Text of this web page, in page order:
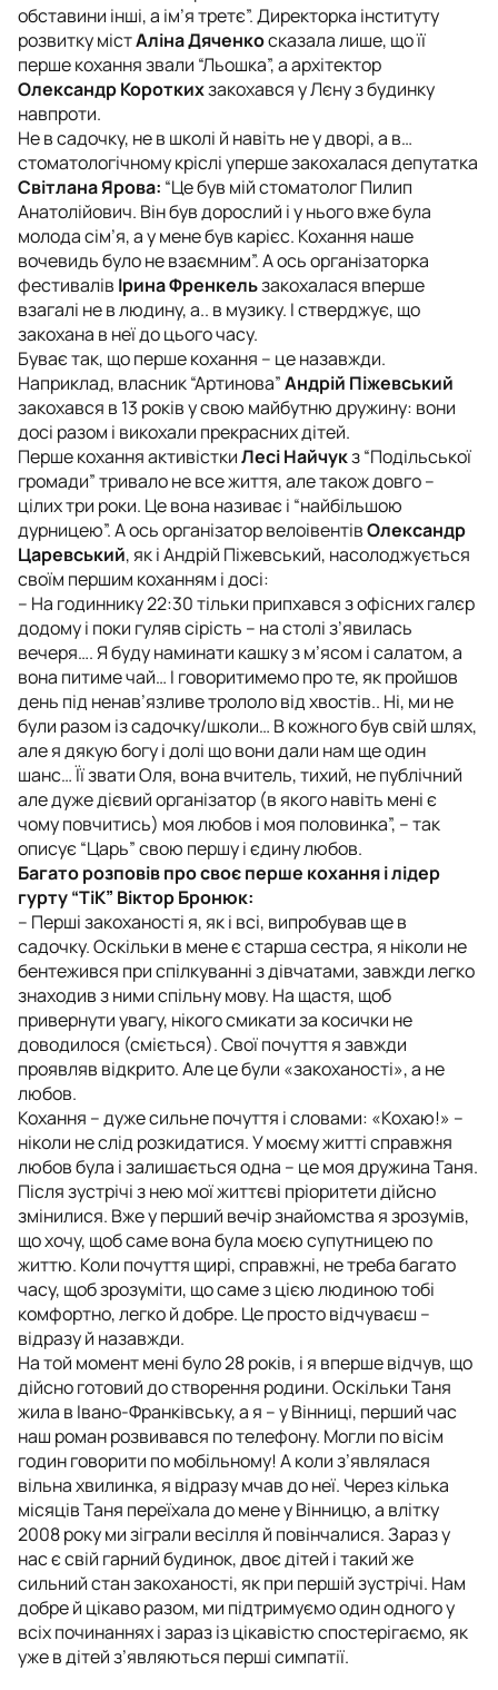
обставини інші, а ім’я третє”. Директорка інституту
розвитку містАліна Дяченкосказала лише, що її
перше кохання звали “Льошка”, а архітектор
Олександр Короткихзакохався у Лєну з будинку
навпроти.
Не в садочку, не в школі й навіть не у дворі, а в…
стоматологічному кріслі уперше закохалася депутатка
Світлана Ярова: “Це був мій стоматолог Пилип
Анатолійович. Він був дорослий і у нього вже була
молода сім’я, а у мене був карієс. Кохання наше
вочевидь було не взаємним”. А ось організаторка
фестивалів Ірина Френкельзакохалася вперше
взагалі не в людину, а.. в музику. І стверджує, що
закохана в неї до цього часу.
Буває так, що перше кохання – це назавжди.
Наприклад, власник “Артинова”Андрій Піжевський
закохався в 13 років у свою майбутню дружину: вони
досі разом і викохали прекрасних дітей.
Перше кохання активісткиЛесі Найчукз “Подільської
громади” тривало не все життя, але також довго –
цілих три роки. Це вона називає і “найбільшою
дурницею”. А ось організатор велоівентівОлександр
Царевський, як і Андрій Піжевський, насолоджується
своїм першим коханням і досі:
– На годиннику 22:30 тільки припхався з офісних галєр
додому і поки гуляв сірість – на столі з’явилась
вечеря…. Я буду наминати кашку з м’ясом і салатом, а
вона питиме чай… І говоритимемо про те, як пройшов
день під ненав’язливе трололо від хвостів.. Ні, ми не
були разом із садочку/школи… В кожного був свій шлях,
але я дякую богу і долі що вони дали нам ще один
шанс… Її звати Оля, вона вчитель, тихий, не публічний
але дуже дієвий організатор (в якого навіть мені є
чому повчитись) моя любов і моя половинка”, – так
описує “Царь” свою першу і єдину любов.
Багато розповів про своє перше кохання і лідер
гурту “ТіК” Віктор Бронюк:
– Перші закоханості я, як і всі, випробував ще в
садочку. Оскільки в мене є старша сестра, я ніколи не
бентежився при спілкуванні з дівчатами, завжди легко
знаходив з ними спільну мову. На щастя, щоб
привернути увагу, нікого смикати за косички не
доводилося (сміється). Свої почуття я завжди
проявляв відкрито. Але це були «закоханості», а не
любов.
Кохання – дуже сильне почуття і словами: «Кохаю!» –
ніколи не слід розкидатися. У моєму житті справжня
любов була і залишається одна – це моя дружина Таня.
Після зустрічі з нею мої життєві пріоритети дійсно
змінилися. Вже у перший вечір знайомства я зрозумів,
що хочу, щоб саме вона була моєю супутницею по
життю. Коли почуття щирі, справжні, не треба багато
часу, щоб зрозуміти, що саме з цією людиною тобі
комфортно, легко й добре. Це просто відчуваєш –
відразу й назавжди.
На той момент мені було 28 років, і я вперше відчув, що
дійсно готовий до створення родини. Оскільки Таня
жила в Івано-Франківську, а я – у Вінниці, перший час
наш роман розвивався по телефону. Могли по вісім
годин говорити по мобільному! А коли з’являлася
вільна хвилинка, я відразу мчав до неї. Через кілька
місяців Таня переїхала до мене у Вінницю, а влітку
2008 року ми зіграли весілля й повінчалися. Зараз у
нас є свій гарний будинок, двоє дітей і такий же
сильний стан закоханості, як при першій зустрічі. Нам
добре й цікаво разом, ми підтримуємо один одного у
всіх починаннях і зараз із цікавістю спостерігаємо, як
уже в дітей з’являються перші симпатії.